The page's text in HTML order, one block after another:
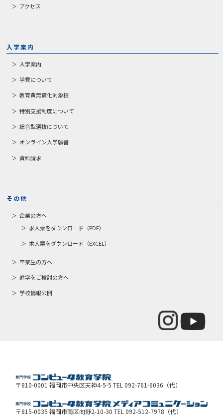
アクセス
入学案内
入学案内
学費について
教育費無償化対象校
特別支援制度について
総合型選抜について
オンライン入学願書
資料請求
その他
企業の方へ
求人票をダウンロード（PDF）
求人票をダウンロード（EXCEL）
卒業生の方へ
進学をご検討の方へ
学校情報公開
〒810-0001 福岡市中央区天神4-5-5 TEL 092-761-6036（代）
〒815-0035 福岡市南区向野2-10-30 TEL 092-512-7978（代）